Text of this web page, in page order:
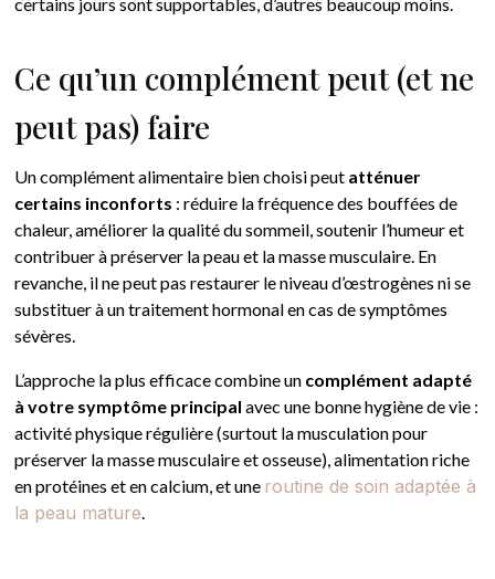
Ce qu’un complément peut (et ne
peut pas) faire
Un complément alimentaire bien choisi peut atténuer
certains inconforts : réduire la fréquence des bouffées de
chaleur, améliorer la qualité du sommeil, soutenir l’humeur et
contribuer à préserver la peau et la masse musculaire. En
revanche, il ne peut pas restaurer le niveau d’œstrogènes ni se
substituer à un traitement hormonal en cas de symptômes
sévères.
L’approche la plus efficace combine un complément adapté
à votre symptôme principal avec une bonne hygiène de vie :
activité physique régulière (surtout la musculation pour
préserver la masse musculaire et osseuse), alimentation riche
en protéines et en calcium, et une routine de soin adaptée à
la peau mature.